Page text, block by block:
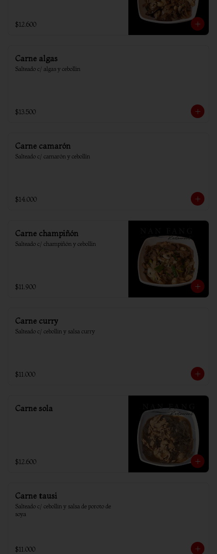
$12.600
Carne algas
Salteado c/ algas y cebollin
$13.500
Carne camarón
Salteado c/ camarón y cebollín
$14.000
Carne champiñón
Salteado c/ champiñón y cebollín
$11.900
Carne curry
Salteado c/ cebollin y salsa curry
$11.000
Carne sola
$12.600
Carne tausi
Salteado c/ cebollin y salsa de poroto de
soya
$11.000